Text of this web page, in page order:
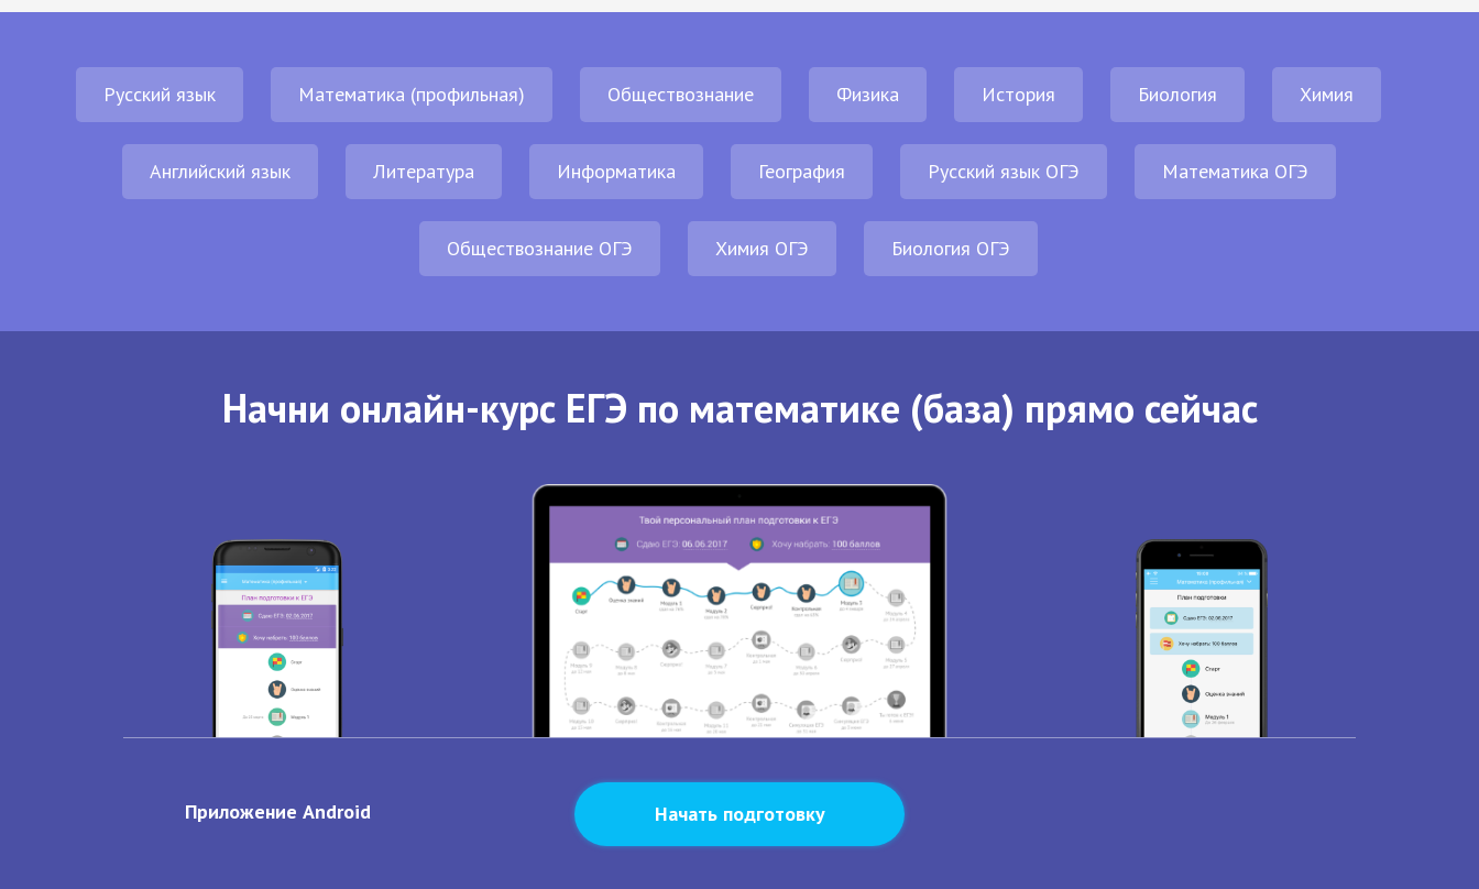
Русский язык Математика (профильная) Обществознание Физика История Биология Химия
Английский язык Литература Информатика География Русский язык ОГЭ Математика ОГЭ
Обществознание ОГЭ Химия ОГЭ Биология ОГЭ
Начни онлайн-курс ЕГЭ по математике (база) прямо сейчас
Приложение Android Начать подготовку